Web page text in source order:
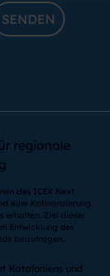
SENDEN
regionale
des ICEX Next
eine Kofinanzierung
erhalten. Ziel dieser
Entwicklung des
beizutragen.
Kataloniens und